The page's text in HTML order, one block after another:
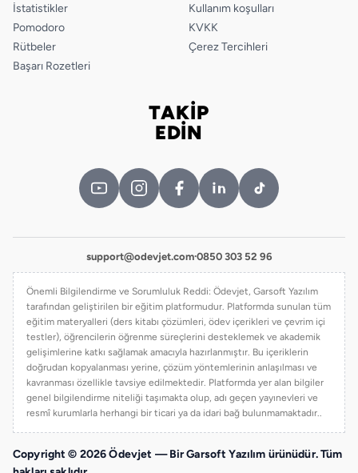
İstatistikler
Pomodoro
Rütbeler
Başarı Rozetleri
Kullanım koşulları
KVKK
Çerez Tercihleri
TAKİP
EDİN
support@odevjet.com·0850 303 52 96
Önemli Bilgilendirme ve Sorumluluk Reddi: Ödevjet, Garsoft Yazılım
tarafından geliştirilen bir eğitim platformudur. Platformda sunulan tüm
eğitim materyalleri (ders kitabı çözümleri, ödev içerikleri ve çevrim içi
testler), öğrencilerin öğrenme süreçlerini desteklemek ve akademik
gelişimlerine katkı sağlamak amacıyla hazırlanmıştır. Bu içeriklerin
doğrudan kopyalanması yerine, çözüm yöntemlerinin anlaşılması ve
kavranması özellikle tavsiye edilmektedir. Platformda yer alan bilgiler
genel bilgilendirme niteliği taşımakta olup, adı geçen yayınevleri ve
resmî kurumlarla herhangi bir ticari ya da idari bağ bulunmamaktadır..
Copyright © 2026 Ödevjet — Bir Garsoft Yazılım ürünüdür. Tüm